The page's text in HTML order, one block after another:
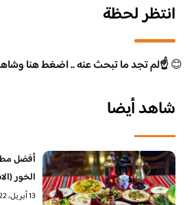
انتظر لحظة
😊☝️لم تجد ما تبحث عنه .. اضغط هنا
شاهد أيضا
أفضل
الخور
13 أبريل، 2022